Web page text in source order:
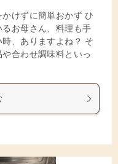
けずに簡単おかず ひ
お母さん、料理も手
、ありますよね？ そ
合わせ調味料といっ